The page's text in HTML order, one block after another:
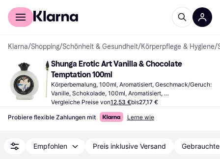
Für Shopper
Klarna/Shopping/Schönheit & Gesundheit/Körperpflege & Hygiene/
Shunga Erotic Art Vanilla & Chocolate
Temptation 100ml
Körperbemalung, 100ml, Aromatisiert, Geschmack/Geruch:
Vanille, Schokolade, 100ml, Aromatisiert,
Geschmack/Geruch: Vanille, Schokolade
Vergleiche Preise von12,53 €bis27,17 €
Probiere flexible Zahlungen mit Lerne wie
Empfohlen Preis inklusive Versand